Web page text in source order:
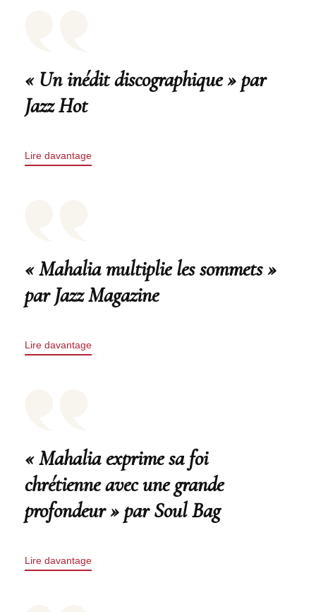
« Un inédit discographique » par
Jazz Hot
Lire davantage
« Mahalia multiplie les sommets »
par Jazz Magazine
Lire davantage
« Mahalia exprime sa foi
chrétienne avec une grande
profondeur » par Soul Bag
Lire davantage